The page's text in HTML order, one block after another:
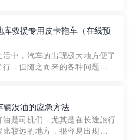
车的收费标准是由当地交通管理
。起步价通...
库救援专用皮卡拖车（在线预
活中，汽车的出现极大地方便了
，但随之而来的各种问题也让
下，我们需要一种高效可靠的救
这时，地库救援专...
辆没油的应急方法
油是司机们，尤其是在长途旅行
较远的地方，很容易出现这种